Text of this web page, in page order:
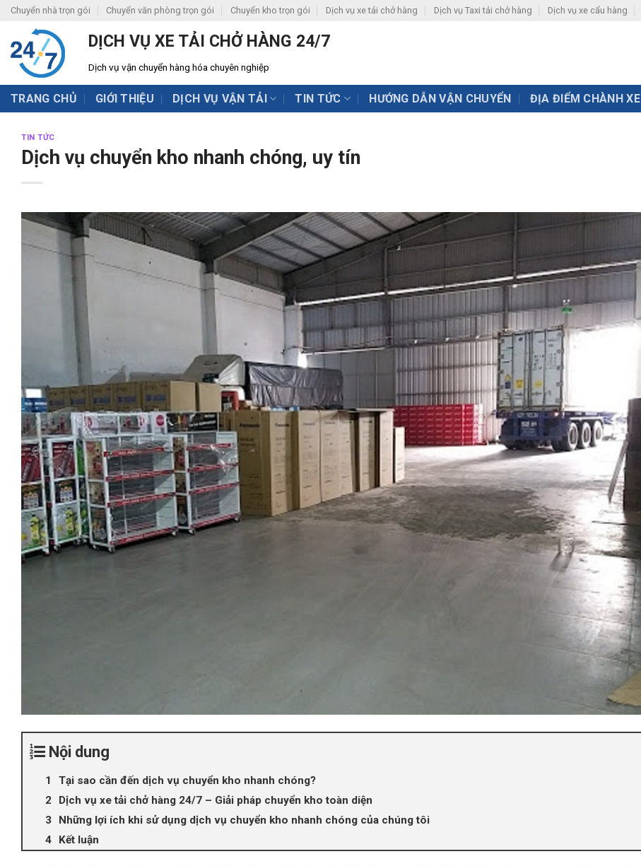
Skip
content
Chuyển nhà trọn gói Chuyển văn phòng trọn gói Chuyển kho trọn gói Dịch vụ xe tải chở hàng Dịch vụ Taxi tải chở hàng Dịch vụ xe cẩu hàng
DỊCH VỤ XE TẢI CHỞ HÀNG 24/7
Dịch vụ vận chuyển hàng hóa chuyên nghiệp
TRANG CHỦ GIỚI THIỆU DỊCH VỤ VẬN TẢI TIN TỨC HƯỚNG DẪN VẬN CHUYỂN ĐỊA ĐIỂM CHÀNH XE
TIN TỨC
Dịch vụ chuyển kho nhanh chóng, uy tín
Nội dung
Tại sao cần đến dịch vụ chuyển kho nhanh chóng?
Dịch vụ xe tải chở hàng 24/7 – Giải pháp chuyển kho toàn diện
Những lợi ích khi sử dụng dịch vụ chuyển kho nhanh chóng của chúng tôi
Kết luận